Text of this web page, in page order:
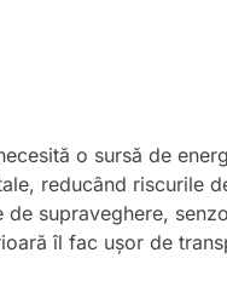
o sursă de
reducând riscurile
supraveghere,
îl fac ușor de